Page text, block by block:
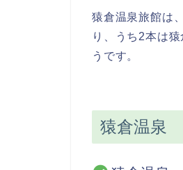
猿倉温泉旅館は
り、うち2本は
うです。
猿倉温泉